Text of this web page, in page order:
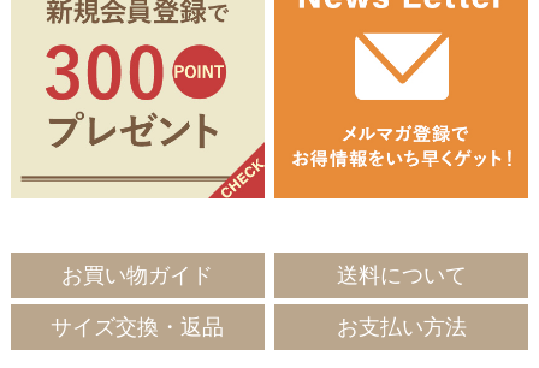
お買い物ガイド 送料について
サイズ交換・返品 お支払い方法